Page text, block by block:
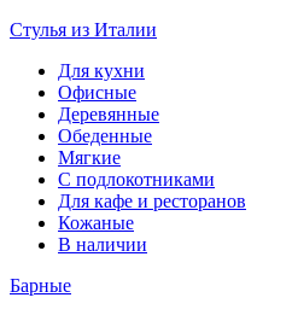
Стулья из Италии
Для кухни
Офисные
Деревянные
Обеденные
Мягкие
С подлокотниками
Для кафе и ресторанов
Кожаные
В наличии
Барные